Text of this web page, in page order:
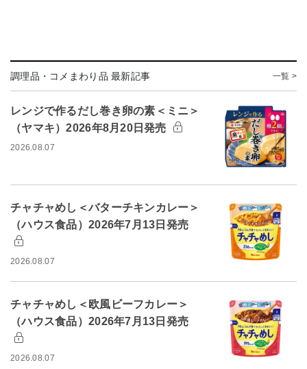
調理品・コメまわり品 最新記事 一覧 >
レンジで作るだし巻き卵の素＜ミニ＞
（ヤマキ）2026年8月20日発売
2026.08.07
チャチャめし＜バターチキンカレー＞
（ハウス食品）2026年7月13日発売
2026.08.07
チャチャめし＜欧風ビーフカレー＞
（ハウス食品）2026年7月13日発売
2026.08.07